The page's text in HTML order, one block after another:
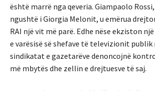
është marrë nga qeveria. Giampaolo
ngushtë i Giorgia Melonit, u emërua
RAI një vit më parë. Edhe nëse ekziston
e varësisë së shefave të televizionit publik
sindikatat e gazetarëve denoncojnë
më mbytës dhe zellin e drejtuesve të saj.